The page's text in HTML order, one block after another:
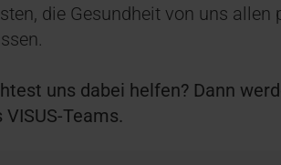
die Gesundheit von uns allen
uns dabei helfen? Dann
VISUS-Teams.